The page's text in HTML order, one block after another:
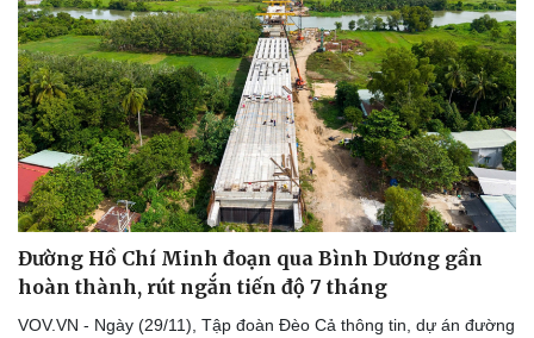
Du lịch
Tư vấn
Săn Tour
check-in
Podcast
Câu chuyện thời sự
Đọc truyện đêm khuya
Cửa sổ tình yêu
Kể chuyện cho bé
Hạt giống tâm hồn
Đường Hồ Chí Minh đoạn qua Bình Dương gần
hoàn thành, rút ngắn tiến độ 7 tháng
VOV.VN - Ngày (29/11), Tập đoàn Đèo Cả thông tin, dự án đường